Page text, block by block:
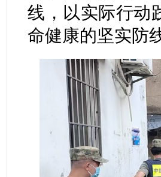
线，以实际行动
命健康的坚实防